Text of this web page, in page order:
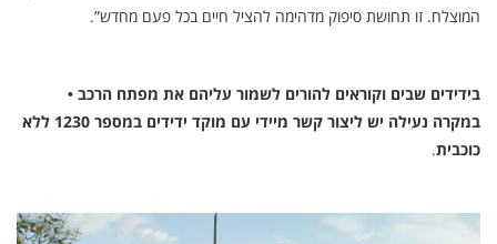
המוצלח. זו תחושת סיפוק מדהימה להציל חיים בכל פעם מחדש”.
בידידים שבים וקוראים להורים לשמור עליהם את מפתח הרכב •
במקרה נעילה יש ליצור קשר מיידי עם מוקד ידידים במספר 1230 ללא
כוכבית.